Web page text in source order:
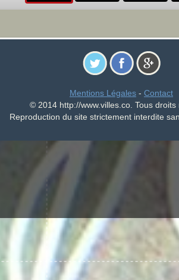
Mentions Légales - Contact
© 2014 http://www.villes.co. Tous droits
Reproduction du site strictement interdite